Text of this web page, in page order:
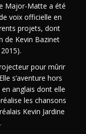
Major-Matte a été
voix officielle en
projets, dont
de Kevin Bazinet
pour mûrir
s’aventure hors
anglais dont elle
les chansons
Kevin Jardine